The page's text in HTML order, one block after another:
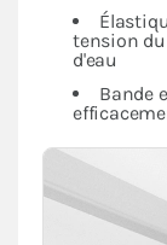
tension
d'eau
Bande